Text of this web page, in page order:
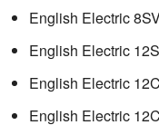
English Electric
English Electric
English Electric
English Electric